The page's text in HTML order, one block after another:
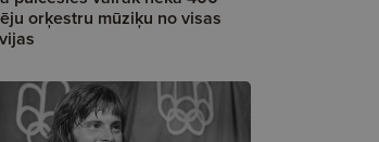
orķestru mūziķu no visas